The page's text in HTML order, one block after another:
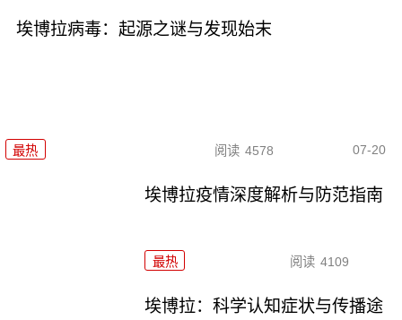
埃博拉病毒：起源之谜与发现始末
最热 阅读 4578 07-20
埃博拉疫情深度解析与防范指南
最热 阅读 4109
埃博拉：科学认知症状与传播途